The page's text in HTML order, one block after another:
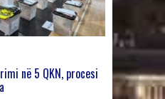
në 5 QKN, procesi